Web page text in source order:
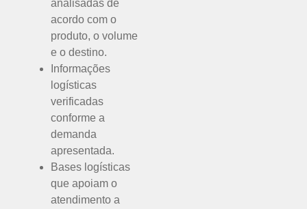
analisadas de
acordo com o
produto, o volume
e o destino.
Informações
logísticas
verificadas
conforme a
demanda
apresentada.
Bases logísticas
que apoiam o
atendimento a